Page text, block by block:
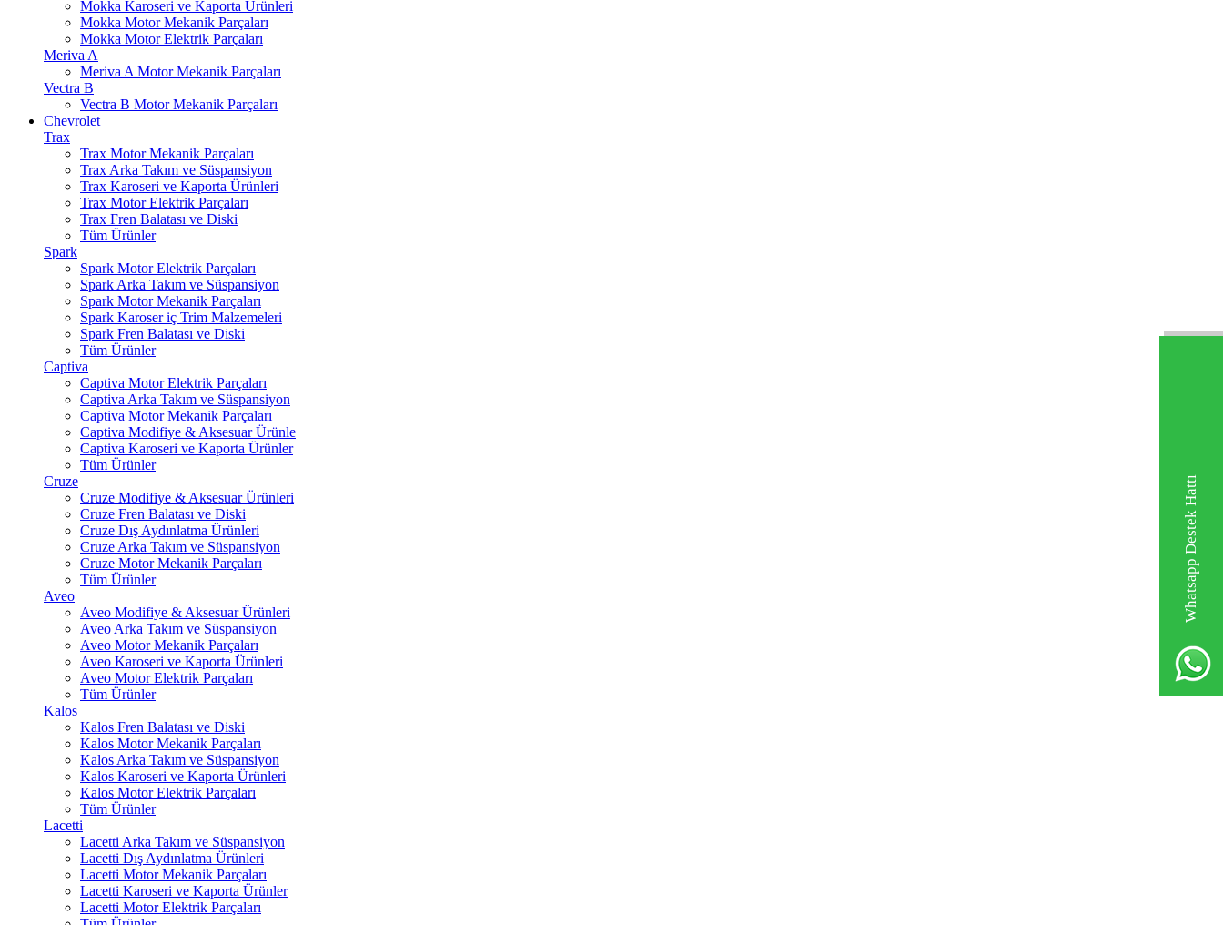
Whatsapp Destek Hattı
Mokka Karoseri ve Kaporta Ürünleri
Mokka Motor Mekanik Parçaları
Mokka Motor Elektrik Parçaları
Meriva A
Meriva A Motor Mekanik Parçaları
Vectra B
Vectra B Motor Mekanik Parçaları
Chevrolet
Trax
Trax Motor Mekanik Parçaları
Trax Arka Takım ve Süspansiyon
Trax Karoseri ve Kaporta Ürünleri
Trax Motor Elektrik Parçaları
Trax Fren Balatası ve Diski
Tüm Ürünler
Spark
Spark Motor Elektrik Parçaları
Spark Arka Takım ve Süspansiyon
Spark Motor Mekanik Parçaları
Spark Karoser iç Trim Malzemeleri
Spark Fren Balatası ve Diski
Tüm Ürünler
Captiva
Captiva Motor Elektrik Parçaları
Captiva Arka Takım ve Süspansiyon
Captiva Motor Mekanik Parçaları
Captiva Modifiye & Aksesuar Ürünle
Captiva Karoseri ve Kaporta Ürünler
Tüm Ürünler
Cruze
Cruze Modifiye & Aksesuar Ürünleri
Cruze Fren Balatası ve Diski
Cruze Dış Aydınlatma Ürünleri
Cruze Arka Takım ve Süspansiyon
Cruze Motor Mekanik Parçaları
Tüm Ürünler
Aveo
Aveo Modifiye & Aksesuar Ürünleri
Aveo Arka Takım ve Süspansiyon
Aveo Motor Mekanik Parçaları
Aveo Karoseri ve Kaporta Ürünleri
Aveo Motor Elektrik Parçaları
Tüm Ürünler
Kalos
Kalos Fren Balatası ve Diski
Kalos Motor Mekanik Parçaları
Kalos Arka Takım ve Süspansiyon
Kalos Karoseri ve Kaporta Ürünleri
Kalos Motor Elektrik Parçaları
Tüm Ürünler
Lacetti
Lacetti Arka Takım ve Süspansiyon
Lacetti Dış Aydınlatma Ürünleri
Lacetti Motor Mekanik Parçaları
Lacetti Karoseri ve Kaporta Ürünler
Lacetti Motor Elektrik Parçaları